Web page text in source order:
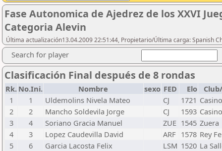
Fase Autonomica de Ajedrez de los XXVI
Categoria Alevin
Última actualización13.04.2009 22:51:44, Propietario/Última carga: Spanish
Search for player
Clasificación Final después de 8 rondas
Rk. No.Ini. Nombre sexo FED Elo
1
1 Uldemolins Nivela Mateo CJ 1721
2
2 Mancho Soldevila Jorge CJ 1593
3
4 Soriano Gracia Manuel ZUE 1545 Zuera
4
3 Lopez Caudevilla David ARF 1578 Rey
5
6 Garcia Lacosta Felix LSM 1520 La